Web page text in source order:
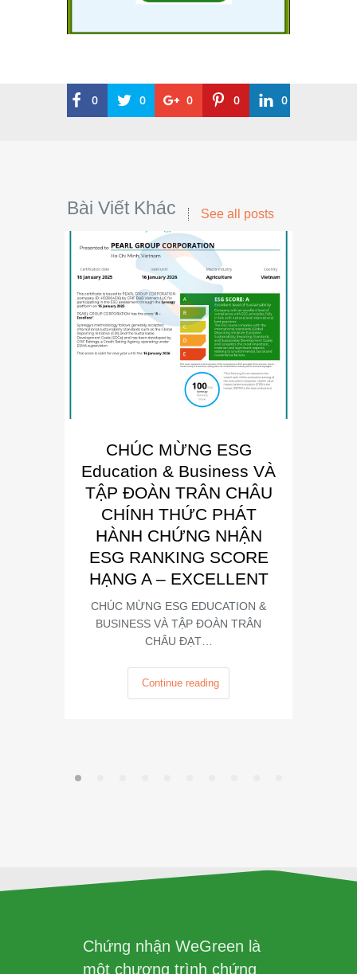
0 0 0 0 0
Bài Viết Khác See all posts
CHÚC MỪNG ESG
Education & Business VÀ
TẬP ĐOÀN TRÂN CHÂU
CHÍNH THỨC PHÁT
HÀNH CHỨNG NHẬN
ESG RANKING SCORE
HẠNG A – EXCELLENT
CHÚC MỪNG ESG EDUCATION &
BUSINESS VÀ TẬP ĐOÀN TRÂN
CHÂU ĐẠT…
Continue reading
Chứng nhận WeGreen là
một chương trình chứng